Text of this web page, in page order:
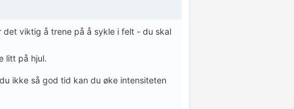
det viktig å trene på å sykle i felt - du skal
litt på hjul.
ikke så god tid kan du øke intensiteten